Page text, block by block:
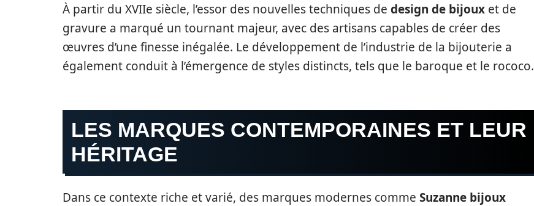
À partir du XVIIe siècle, l’essor des nouvelles techniques de design de bijoux et de
gravure a marqué un tournant majeur, avec des artisans capables de créer des
œuvres d’une finesse inégalée. Le développement de l’industrie de la bijouterie a
également conduit à l’émergence de styles distincts, tels que le baroque et le rococo.
LES MARQUES CONTEMPORAINES ET LEUR
HÉRITAGE
Dans ce contexte riche et varié, des marques modernes comme Suzanne bijoux